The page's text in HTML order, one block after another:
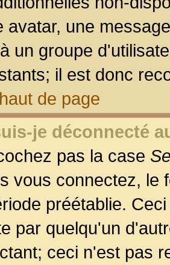
avatar, une
un groupe
il est donc
de page
je déconnecté
pas la case
vous connectez, le
préétablie.
par quelqu'un
ceci n'est pas